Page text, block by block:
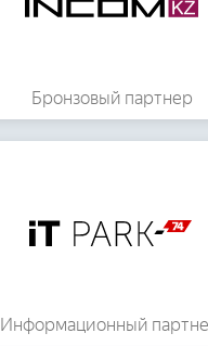
Бронзовый партнер
Информационный